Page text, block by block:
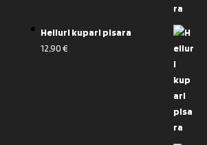
Heiluri kupari pisara
12,90€